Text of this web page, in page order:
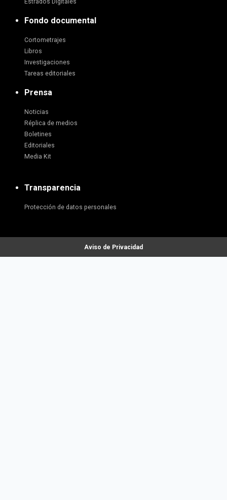
Estrados Digitales
Fondo documental
Cortometrajes
Libros
Investigaciones
Tareas editoriales
Prensa
Noticias
Réplica de medios
Boletines
Editoriales
Media Kit
Transparencia
Protección de datos personales
Aviso de Privacidad